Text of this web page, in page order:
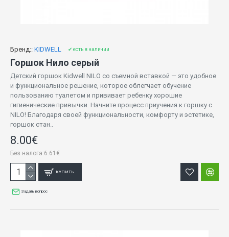
Бренд:: KIDWELL ✔ есть в наличии
Горшок Нило серый
Детский горшок Kidwell NILO со съемной вставкой — это удобное
и функциональное решение, которое облегчает обучение
пользованию туалетом и прививает ребенку хорошие
гигиенические привычки. Начните процесс приучения к горшку с
NILO! Благодаря своей функциональности, комфорту и эстетике,
горшок стан..
8.00€
Без налога:6.61€
КУПИТЬ
Задать вопрос